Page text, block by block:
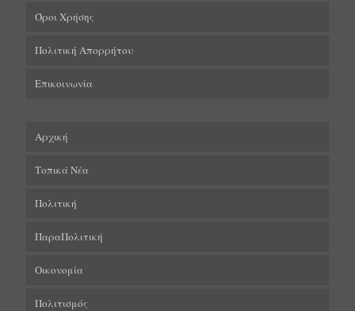
Όροι Χρήσης
Πολιτική Απορρήτου
Επικοινωνία
Αρχική
Τοπικά Νέα
Πολιτική
ΠαραΠολιτική
Οικονομία
Πολιτισμός